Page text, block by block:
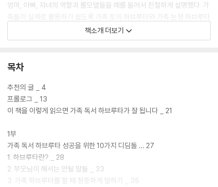
엄마, 아빠, 자녀의 역할과 롤모델들을 예를 들어서 친절하게 설명했다. 가
족들이 실제로 활용하기 쉽도록 가족 토의 하브루타와 가족 논쟁 하브루타
에 관한 실제 사례들이 담겨 있다. 사례들은 4차 산업혁명시대를 이끌어갈
핵심역량을 키워주는 것들을 중심으로 주제를 선정했다. 10개의 실제 사
다. 논쟁 하브루타에 대한 해설 뒤에는 논쟁 하브루타 실제 사례들을 실었
개하고 있다. 실제 사례들을 가지고 가족들끼리 함께 읽어 보는 것만으로
도 많은 도움을 받는다.
의 용기를 가지고 있다면 이 책을 통해 만족스런 성취가 있을 것이다.
책소개 더보기
목차
추천의 글 _ 4
프롤로그 _ 13
이 책을 이렇게 읽으면 가족 독서 하브루타가 잘 됩니다 _ 21
1부
가족 독서 하브루타 성공을 위한 10가지 디딤돌 … 27
1. 하브루타란? _ 28
2. 부모님이 해서는 안될 말들 _ 33
3. 가족 하브루타를 할 때 정중하게 말하기 _ 35